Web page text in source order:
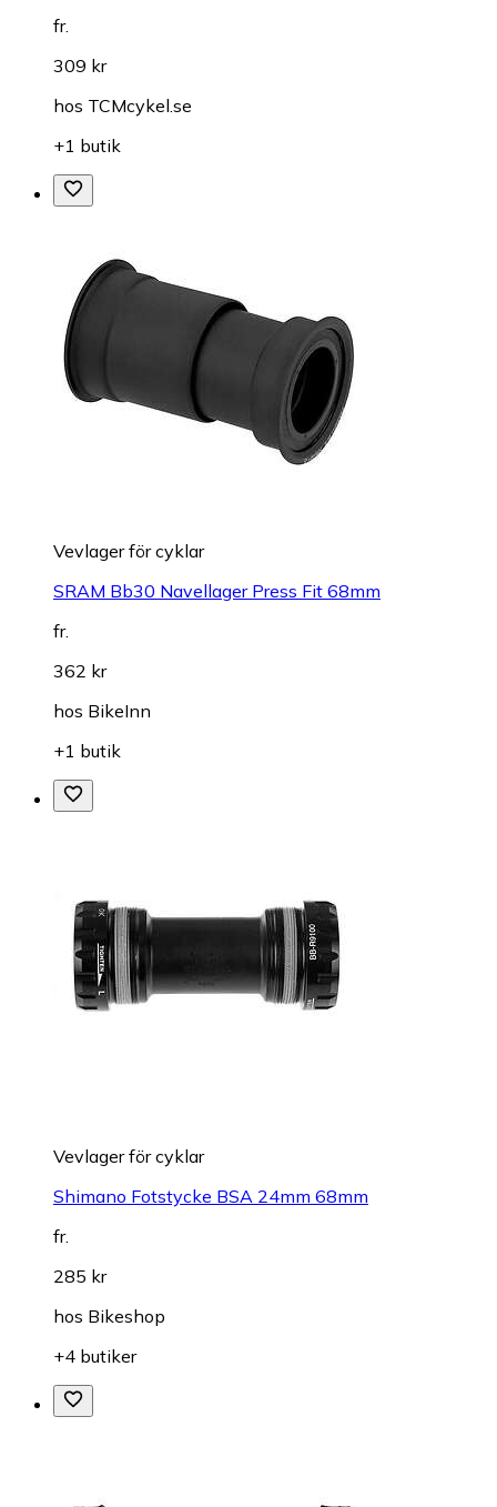
fr.
309 kr
hos TCMcykel.se
+1 butik
Vevlager för cyklar
SRAM Bb30 Navellager Press Fit 68mm
fr.
362 kr
hos BikeInn
+1 butik
Vevlager för cyklar
Shimano Fotstycke BSA 24mm 68mm
fr.
285 kr
hos Bikeshop
+4 butiker